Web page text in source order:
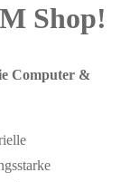
Shop!
Computer &